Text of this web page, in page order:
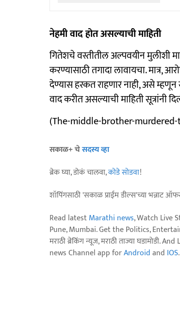
नेहमी वाद होत असल्याची माहिती
गितेशचे वस्तीतील अल्पवयीन मुलीशी
करण्यासाठी तगादा लावायचा. मात्र,
देण्यास हरकत राहणार नाही, असे
वाद करीत असल्याची माहिती सूत्रांनी
(The-middle-brother-
सकाळ+ चेसदस्य व्हा
ब्रेक घ्या, डोकं चालवा,कोडे सोडवा!
शॉपिंगसाठी 'सकाळ प्राईम डील्स'च्या भन्नाट
Read latestMarathi news, Watch Live
Pune, Mumbai. Get the Politics,
मराठी ब्रेकिंग न्यूज, मराठी ताज्या
news Channel app forAndroidand IOS.